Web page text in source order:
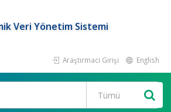
Veri Yönetim Sistemi
Araştırmacı Girişi English